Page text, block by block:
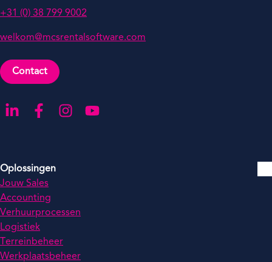
+31 (0) 38 799 9002
welkom@mcsrentalsoftware.com
Contact
Ga naar onze LinkedIn-pagina
Ga naar onze Facebook-pagina
Ga naar onze Instagram-pagina
Ga naar onze YouTube-pagina
Oplossingen
Jouw Sales
Accounting
Verhuurprocessen
Logistiek
Terreinbeheer
Werkplaatsbeheer